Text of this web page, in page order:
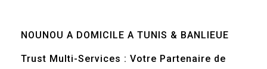
NOUNOU A DOMICILE A TUNIS & BANLIEUE
Trust Multi-Services : Votre Partenaire de